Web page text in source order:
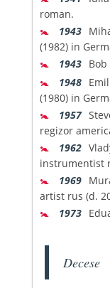
roman.
🚼 1943
(1982) in
🚼 1943
🚼 1948
(1980) in
🚼 1957
regizor
🚼 1962
instrumentist
🚼 1969
artist rus (d.
🚼 1973
Decese